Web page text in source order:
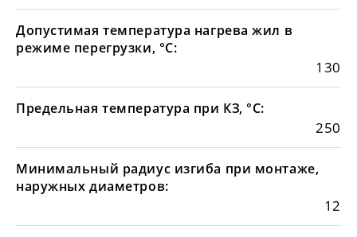
Допустимая температура нагрева жил в
режиме перегрузки, °С:
130
Предельная температура при КЗ, °С:
250
Минимальный радиус изгиба при монтаже,
наружных диаметров:
12